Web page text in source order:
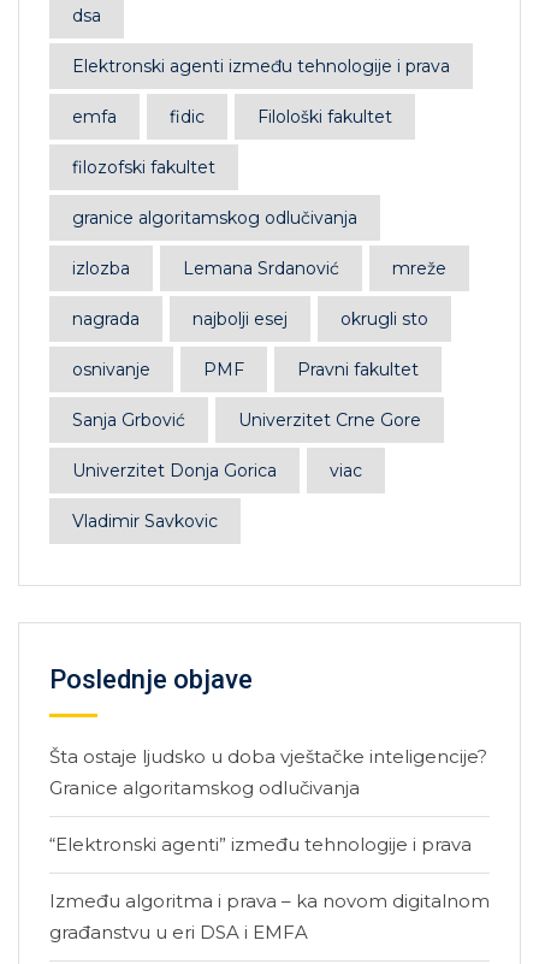
dsa
Elektronski agenti između tehnologije i prava
emfa fidic Filološki fakultet
filozofski fakultet
granice algoritamskog odlučivanja
izlozba Lemana Srdanović mreže
nagrada najbolji esej okrugli sto
osnivanje PMF Pravni fakultet
Sanja Grbović Univerzitet Crne Gore
Univerzitet Donja Gorica viac
Vladimir Savkovic
Poslednje objave
Šta ostaje ljudsko u doba vještačke inteligencije?
Granice algoritamskog odlučivanja
“Elektronski agenti” između tehnologije i prava
Između algoritma i prava – ka novom digitalnom
građanstvu u eri DSA i EMFA